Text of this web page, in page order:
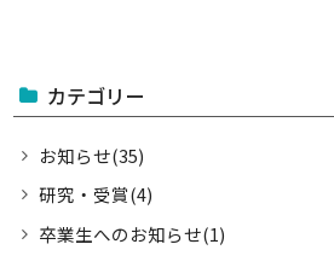
カテゴリー
お知らせ(35)
研究・受賞(4)
卒業生へのお知らせ(1)
English